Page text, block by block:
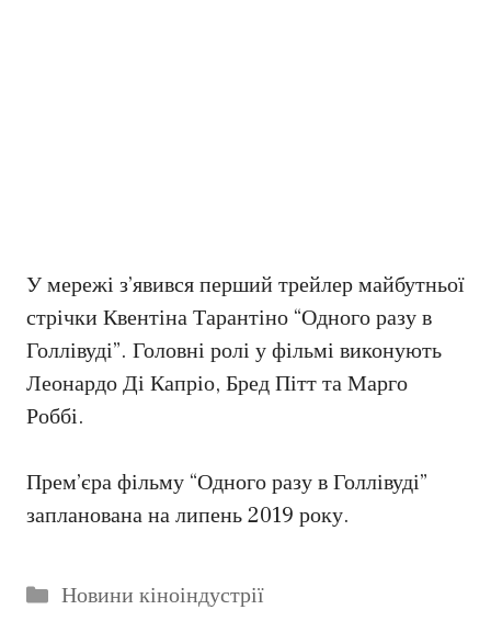
У мережі з’явився перший трейлер майбутньої
стрічки Квентіна Тарантіно “Одного разу в
Голлівуді”. Головні ролі у фільмі виконують
Леонардо Ді Капріо, Бред Пітт та Марго
Роббі.
Прем’єра фільму “Одного разу в Голлівуді”
запланована на липень 2019 року.
Категорії
Новини кіноіндустрії